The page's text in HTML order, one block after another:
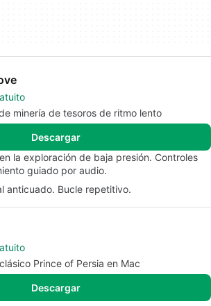
minería de tesoros de ritmo lento
Descargar
la exploración de baja presión. Controles
guiado por audio.
anticuado. Bucle repetitivo.
Prince of Persia en Mac
Descargar